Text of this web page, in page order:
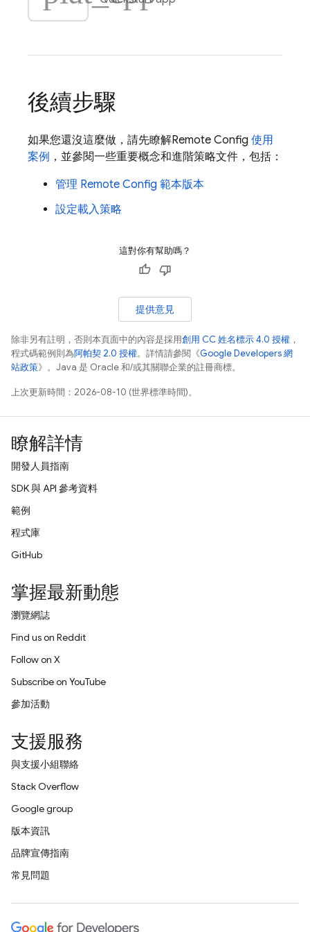
後續步驟
如果您還沒這麼做，請先瞭解Remote Config 使用
案例 ，並參閱一些重要概念和進階策略文件，包括：
管理 Remote Config 範本版本
設定載入策略
這對你有幫助嗎？
提供意見
除非另有註明，否則本頁面中的內容是採用創用 CC 姓名標示 4.0 授權 ，
程式碼範例則為阿帕契 2.0 授權。詳情請參閱《Google Developers 網
站政策》。Java 是 Oracle 和/或其關聯企業的註冊商標。
上次更新時間：2026-08-10 (世界標準時間)。
瞭解詳情
開發人員指南
SDK 與 API 參考資料
範例
程式庫
GitHub
掌握最新動態
瀏覽網誌
Find us on Reddit
Follow on X
Subscribe on YouTube
參加活動
支援服務
與支援小組聯絡
Stack Overflow
Google group
版本資訊
品牌宣傳指南
常見問題